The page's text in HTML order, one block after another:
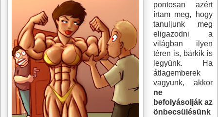
pontosan azért
írtam meg, hogy
tanuljunk meg
eligazodni a
világban ilyen
téren is, bárkik is
legyünk. Ha
átlagemberek
vagyunk, akkor
ne
befolyásolják az
önbecsülésünk